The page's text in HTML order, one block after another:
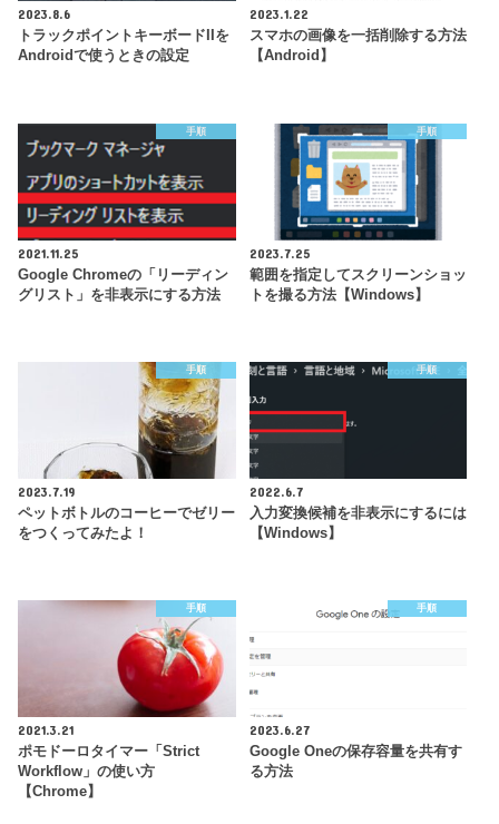
2023.8.6
トラックポイントキーボードIIを
Androidで使うときの設定
2023.1.22
スマホの画像を一括削除する方法
【Android】
手順
2021.11.25
Google Chromeの「リーディン
グリスト」を非表示にする方法
手順
2023.7.25
範囲を指定してスクリーンショッ
トを撮る方法【Windows】
手順
2023.7.19
ペットボトルのコーヒーでゼリー
をつくってみたよ！
手順
2022.6.7
入力変換候補を非表示にするには
【Windows】
手順
2021.3.21
ポモドーロタイマー「Strict
Workflow」の使い方
【Chrome】
手順
2023.6.27
Google Oneの保存容量を共有す
る方法